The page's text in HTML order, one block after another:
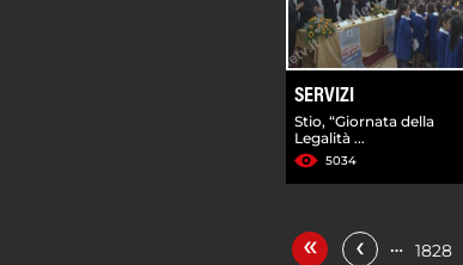
SERVIZI
Stio, “Giornata della
Legalità ...
5034
« ‹ … 1828